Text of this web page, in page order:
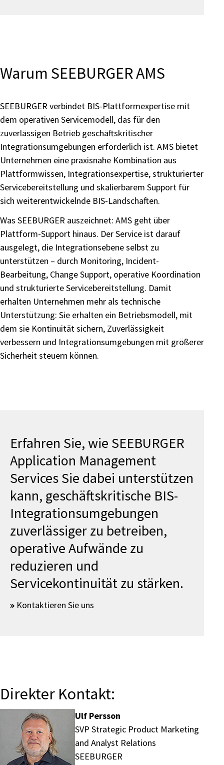
Warum SEEBURGER AMS
SEEBURGER verbindet BIS-Plattformexpertise mit
dem operativen Servicemodell, das für den
zuverlässigen Betrieb geschäftskritischer
Integrationsumgebungen erforderlich ist. AMS bietet
Unternehmen eine praxisnahe Kombination aus
Plattformwissen, Integrationsexpertise, strukturierter
Servicebereitstellung und skalierbarem Support für
sich weiterentwickelnde BIS-Landschaften.
Was SEEBURGER auszeichnet: AMS geht über
Plattform-Support hinaus. Der Service ist darauf
ausgelegt, die Integrationsebene selbst zu
unterstützen – durch Monitoring, Incident-
Bearbeitung, Change Support, operative Koordination
und strukturierte Servicebereitstellung. Damit
erhalten Unternehmen mehr als technische
Unterstützung: Sie erhalten ein Betriebsmodell, mit
dem sie Kontinuität sichern, Zuverlässigkeit
verbessern und Integrationsumgebungen mit größerer
Sicherheit steuern können.
Erfahren Sie, wie SEEBURGER
Application Management
Services Sie dabei unterstützen
kann, geschäftskritische BIS-
Integrationsumgebungen
zuverlässiger zu betreiben,
operative Aufwände zu
reduzieren und
Servicekontinuität zu stärken.
Kontaktieren Sie uns
Direkter Kontakt:
Ulf Persson
SVP Strategic Product Marketing
and Analyst Relations
SEEBURGER